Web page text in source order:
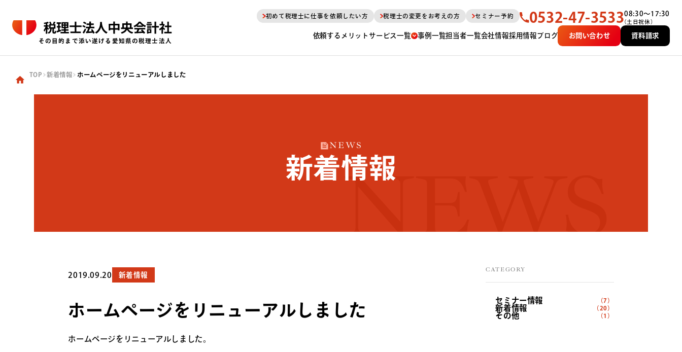
その目的まで添い遂げる愛知県の税理士法人
初めて税理士に仕事を依頼したい方 税理士の変更をお考えの方 セミナー予約 0532-47-353308:30〜17:30
（土日祝休）
依頼するメリット サービス一覧 事例一覧担当者一覧会社情報採用情報ブログ お問い合わせ 資料請求
TOP 新着情報 ホームページをリニューアルしました
NEWS
NEWS
新着情報
2019.09.20 新着情報
ホームページをリニューアルしました
ホームページをリニューアルしました。
CATEGORY
セミナー情報 （7）
新着情報 （20）
その他 （1）